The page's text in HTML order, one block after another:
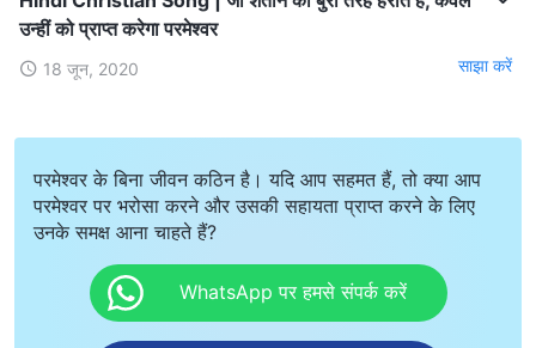
उन्हीं को प्राप्त करेगा परमेश्वर
18 जून, 2020 साझा करें
परमेश्वर के बिना जीवन कठिन है। यदि आप सहमत हैं, तो क्या आप
परमेश्वर पर भरोसा करने और उसकी सहायता प्राप्त करने के लिए
उनके समक्ष आना चाहते हैं?
WhatsApp पर हमसे संपर्क करें